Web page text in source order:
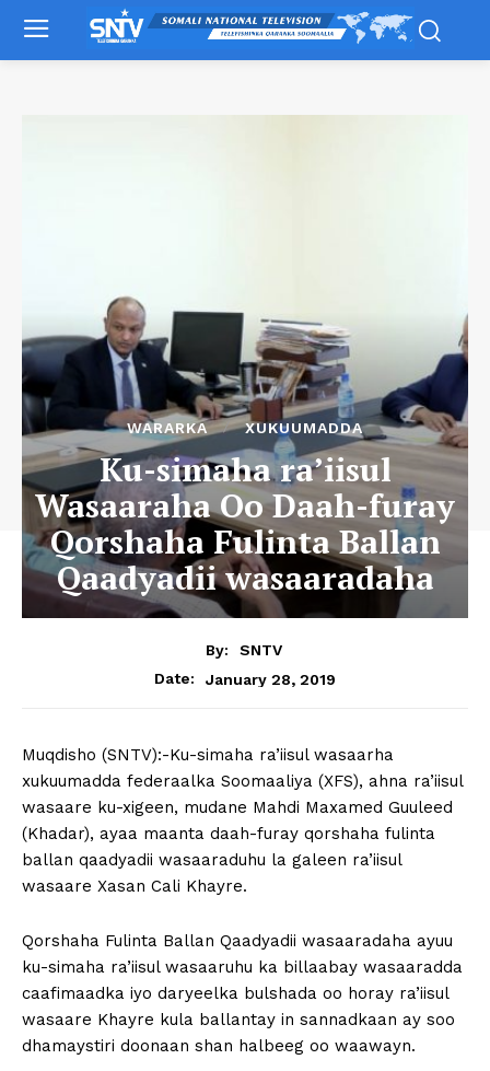
WARARKA XUKUUMADDA
Ku-simaha ra’iisul
Wasaaraha Oo Daah-furay
Qorshaha Fulinta Ballan
Qaadyadii wasaaradaha
By:
SNTV
Date:
January 28, 2019
Muqdisho (SNTV):-Ku-simaha ra’iisul wasaarha
xukuumadda federaalka Soomaaliya (XFS), ahna ra’iisul
wasaare ku-xigeen, mudane Mahdi Maxamed Guuleed
(Khadar), ayaa maanta daah-furay qorshaha fulinta
ballan qaadyadii wasaaraduhu la galeen ra’iisul
wasaare Xasan Cali Khayre.
Qorshaha Fulinta Ballan Qaadyadii wasaaradaha ayuu
ku-simaha ra’iisul wasaaruhu ka billaabay wasaaradda
caafimaadka iyo daryeelka bulshada oo horay ra’iisul
wasaare Khayre kula ballantay in sannadkaan ay soo
dhamaystiri doonaan shan halbeeg oo waawayn.